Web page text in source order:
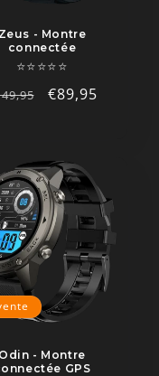
Zeus - Montre
connectée
⭐⭐⭐⭐⭐
Prix
€89,95
Odin - Montre
GPS